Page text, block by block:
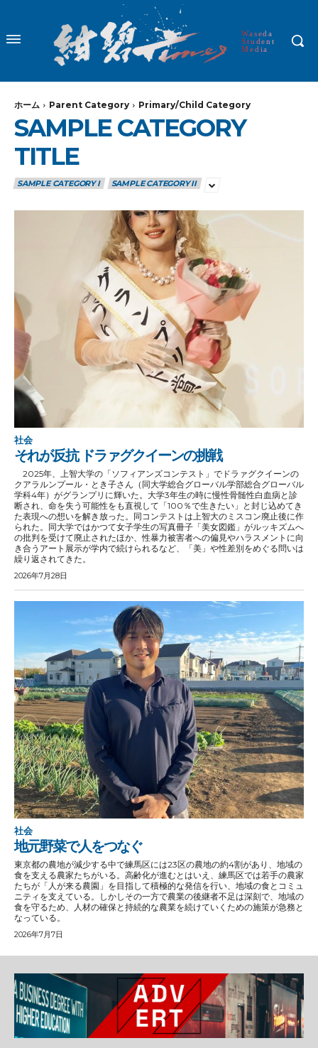
Waseda
Student
Media
ホーム Parent Category Primary/Child Category
SAMPLE CATEGORY
TITLE
SAMPLE CATEGORY I SAMPLE CATEGORY II
社会
それが反抗 ドラァグクイーンの挑戦
2025年、上智大学の「ソフィアンズコンテスト」でドラァグクイーンの
クアラルンプール・とき子さん（同大学総合グローバル学部総合グローバル
学科4年）がグランプリに輝いた。大学3年生の時に慢性骨髄性白血病と診
断され、命を失う可能性をも直視して「100％で生きたい」と封じ込めてき
た表現への想いを解き放った。同コンテストは上智大のミスコン廃止後に作
られた。同大学ではかつて女子学生の写真冊子「美女図鑑」がルッキズムへ
の批判を受けて廃止されたほか、性暴力被害者への偏見やハラスメントに向
き合うアート展示が学内で続けられるなど、「美」や性差別をめぐる問いは
繰り返されてきた。
2026年7月28日
社会
地元野菜で人をつなぐ
東京都の農地が減少する中で練馬区には23区の農地の約4割があり、地域の
食を支える農家たちがいる。高齢化が進むとはいえ、練馬区では若手の農家
たちが「人が来る農園」を目指して積極的な発信を行い、地域の食とコミュ
ニティを支えている。しかしその一方で農業の後継者不足は深刻で、地域の
食を守るため、人材の確保と持続的な農業を続けていくための施策が急務と
なっている。
2026年7月7日